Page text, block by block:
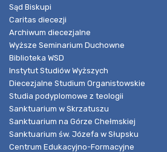
Sąd Biskupi
Caritas diecezji
Archiwum diecezjalne
Wyższe Seminarium Duchowne
Biblioteka WSD
Instytut Studiów Wyższych
Diecezjalne Studium Organistowskie
Studia podyplomowe z teologii
Sanktuarium w Skrzatuszu
Sanktuarium na Górze Chełmskiej
Sanktuarium św. Józefa w Słupsku
Centrum Edukacyjno-Formacyjne